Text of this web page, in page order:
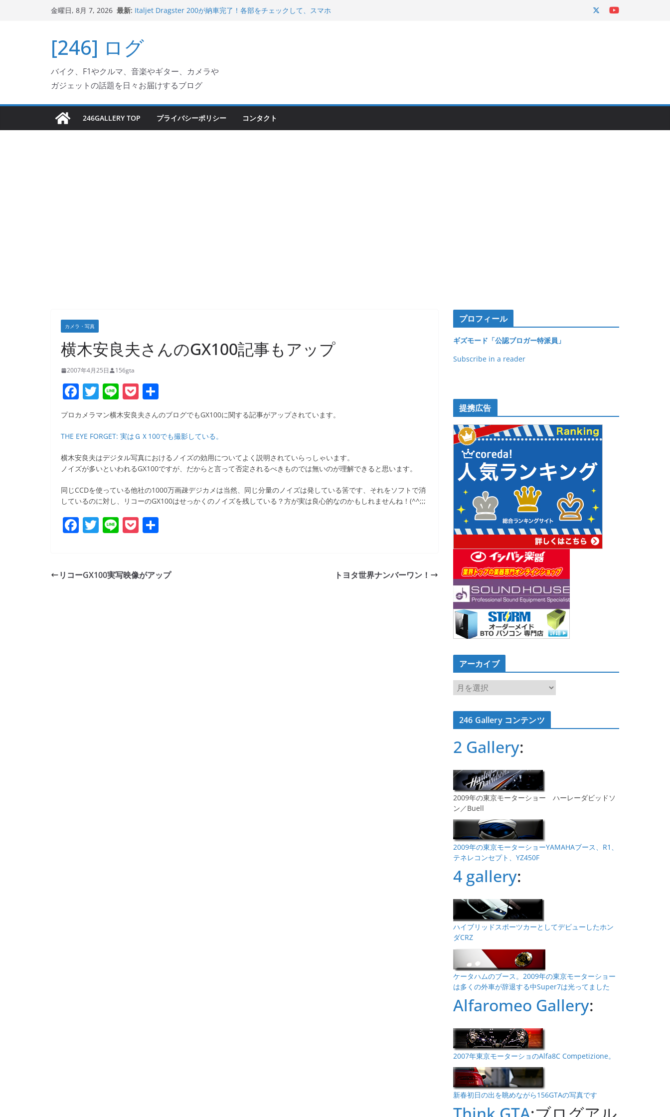
キ
プ
金曜日, 8月 7, 2026 最新: リングが楽しくなった
Jeff Beck 逝去
Ken Block 逝去
フェクターが返礼品でもらえる！
[246] ログ
バイク、F1やクルマ、音楽やギター、カメラや
ガジェットの話題を日々お届けするブログ
246GALLERY TOP プライバシーポリシー コンタクト
カメラ・写真
横木安良夫さんのGX100記事もアップ
2007年4月25日 156gta
F
a
c
e
b
o
o
k
T
w
itt
er
Li
n
e
P
o
ck
et
有
プロカメラマン横木安良夫さんのブログでもGX100に関する記事がアップされています。
THE EYE FORGET: 実はＧＸ100でも撮影している。
横木安良夫はデジタル写真におけるノイズの効用についてよく説明されていらっしゃいます。
ノイズが多いといわれるGX100ですが、だからと言って否定されるべきものでは無いのが理解できると思います。
同じCCDを使っている他社の1000万画疎デジカメは当然、同じ分量のノイズは発している筈です、それをソフトで消
しているのに対し、リコーのGX100はせっかくのノイズを残している？方が実は良心的なのかもしれませんね！(^^;;;
F
e
T
er
Li P
et
リコーGX100実写映像がアップ トヨタ世界ナンバーワン！
プロフィール
ギズモード「公認ブロガー特派員」
Subscribe in a reader
提携広告
アーカイブ
ア
ー
カ
イ246 Gallery コンテンツ
2 Gallery:
2009年の東京モーターショー ハーレーダビッドソ
ン／Buell
2009年の東京モーターショーYAMAHAブース、R1、
テネレコンセプト、YZ450F
4 gallery:
ハイブリッドスポーツカーとしてデビューしたホン
ダCRZ
ケータハムのブース。2009年の東京モーターショー
は多くの外車が辞退する中Super7は光ってました
Alfaromeo Gallery:
2007年東京モーターショのAlfa8C Competizione。
新春初日の出を眺めながら156GTAの写真です